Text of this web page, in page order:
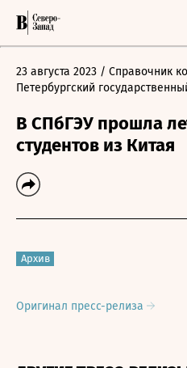
23 августа 2023 / Справочник
Петербургский
В СПбГЭУ прошла
студентов из Китая
Архив
Оригинал пресс-релиза